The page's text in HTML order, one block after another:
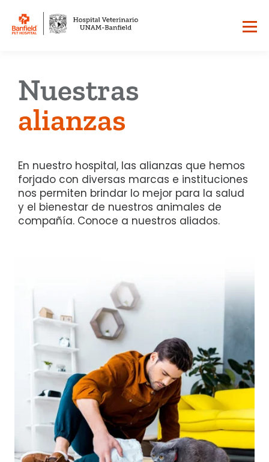
Nuestras
alianzas
En nuestro hospital, las alianzas que hemos
forjado con diversas marcas e instituciones
nos permiten brindar lo mejor para la salud
y el bienestar de nuestros animales de
compañía. Conoce a nuestros aliados.